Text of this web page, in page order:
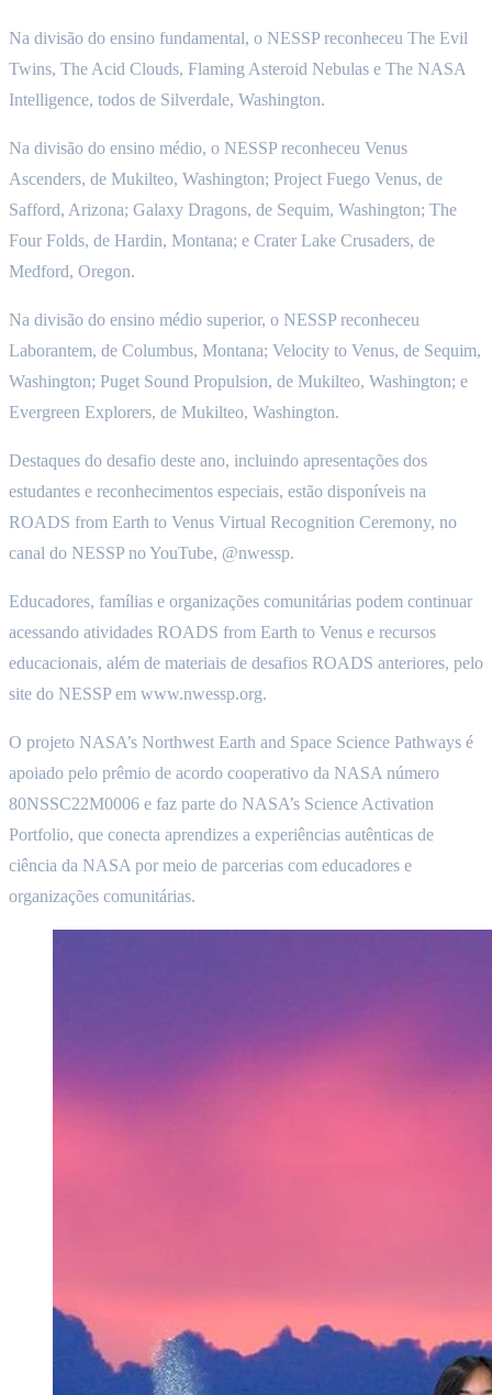
Na divisão do ensino fundamental, o NESSP reconheceu The Evil
Twins, The Acid Clouds, Flaming Asteroid Nebulas e The NASA
Intelligence, todos de Silverdale, Washington.
Na divisão do ensino médio, o NESSP reconheceu Venus
Ascenders, de Mukilteo, Washington; Project Fuego Venus, de
Safford, Arizona; Galaxy Dragons, de Sequim, Washington; The
Four Folds, de Hardin, Montana; e Crater Lake Crusaders, de
Medford, Oregon.
Na divisão do ensino médio superior, o NESSP reconheceu
Laborantem, de Columbus, Montana; Velocity to Venus, de Sequim,
Washington; Puget Sound Propulsion, de Mukilteo, Washington; e
Evergreen Explorers, de Mukilteo, Washington.
Destaques do desafio deste ano, incluindo apresentações dos
estudantes e reconhecimentos especiais, estão disponíveis na
ROADS from Earth to Venus Virtual Recognition Ceremony, no
canal do NESSP no YouTube, @nwessp.
Educadores, famílias e organizações comunitárias podem continuar
acessando atividades ROADS from Earth to Venus e recursos
educacionais, além de materiais de desafios ROADS anteriores, pelo
site do NESSP em www.nwessp.org.
O projeto NASA’s Northwest Earth and Space Science Pathways é
apoiado pelo prêmio de acordo cooperativo da NASA número
80NSSC22M0006 e faz parte do NASA’s Science Activation
Portfolio, que conecta aprendizes a experiências autênticas de
ciência da NASA por meio de parcerias com educadores e
organizações comunitárias.